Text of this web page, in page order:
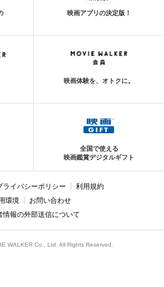
映画アプリの決定版！
映画体験を、オトクに。
全国で使える
映画鑑賞デジタルギフト
ライバシーポリシー
利用規約
環境
お問い合わせ
情報の外部送信について
WALKER Co., Ltd. All Rights Reserved.